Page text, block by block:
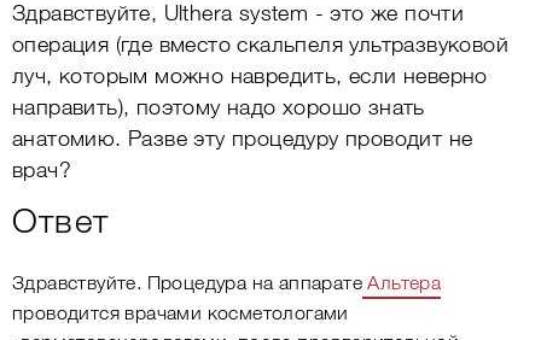
Здравствуйте, Ulthera system - это же почти
операция (где вместо скальпеля ультразвуковой
луч, которым можно навредить, если неверно
направить), поэтому надо хорошо знать
анатомию. Разве эту процедуру проводит не
врач?
Ответ
Здравствуйте. Процедура на аппарате Альтера
проводится врачами косметологами